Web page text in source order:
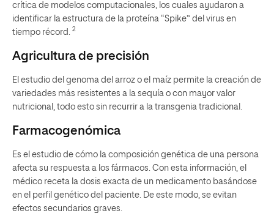
crítica de modelos computacionales, los cuales ayudaron a
identificar la estructura de la proteína “Spike” del virus en
tiempo récord.
2
Agricultura de precisión
El estudio del genoma del arroz o el maíz permite la creación de
variedades más resistentes a la sequía o con mayor valor
nutricional, todo esto sin recurrir a la transgenia tradicional.
Farmacogenómica
Es el estudio de cómo la composición genética de una persona
afecta su respuesta a los fármacos. Con esta información, el
médico receta la dosis exacta de un medicamento basándose
en el perfil genético del paciente. De este modo, se evitan
efectos secundarios graves.